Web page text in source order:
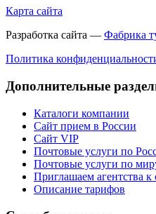
Карта сайта
Разработка сайта — Фабрика
Политика
Дополнительные
Каталоги компании
Сайт прием в России
Сайт VIP
Почтовые услуги по
Почтовые услуги по
Приглашаем агентства к
Описание тарифов